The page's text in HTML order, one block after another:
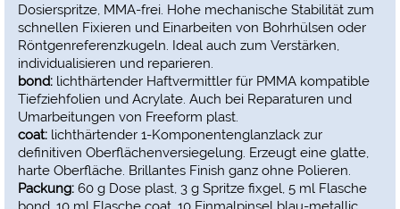
Dosierspritze, MMA-frei. Hohe mechanische Stabilität zum
schnellen Fixieren und Einarbeiten von Bohrhülsen oder
Röntgenreferenzkugeln. Ideal auch zum Verstärken,
individualisieren und reparieren.
bond: lichthärtender Haftvermittler für PMMA kompatible
Tiefziehfolien und Acrylate. Auch bei Reparaturen und
Umarbeitungen von Freeform plast.
coat: lichthärtender 1-Komponentenglanzlack zur
definitiven Oberflächenversiegelung. Erzeugt eine glatte,
harte Oberfläche. Brillantes Finish ganz ohne Polieren.
Packung: 60 g Dose plast, 3 g Spritze fixgel, 5 ml Flasche
bond, 10 ml Flasche coat, 10 Einmalpinsel blau-metallic